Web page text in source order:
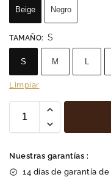
Beige Negro
TAMAÑO: S
S M
Limpiar
Nuestras garantías :
14 días de garantía